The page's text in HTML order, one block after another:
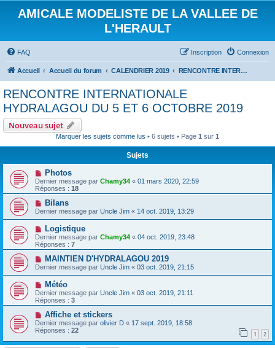
AMICALE MODELISTE DE LA VALLEE DE
L'HERAULT
FAQ Connexion
Inscription
Accueil Accueil du forum CALENDRIER 2019 RENCONTRE INTERNATIONALE HYDRALAGOU DU 5 ET 6 OCTOBRE 2019
RENCONTRE INTERNATIONALE
HYDRALAGOU DU 5 ET 6 OCTOBRE 2019
Nouveau sujet
Marquer les sujets comme lus • 6 sujets • Page 1 sur 1
Sujets
Photos
Dernier message par Chamy34 « 01 mars 2020, 22:59
Réponses : 18
Bilans
Dernier message par Uncle Jim « 14 oct. 2019, 13:29
Logistique
Dernier message par Chamy34 « 04 oct. 2019, 23:48
Réponses : 7
MAINTIEN D'HYDRALAGOU 2019
Dernier message par Uncle Jim « 03 oct. 2019, 21:15
Météo
Dernier message par Uncle Jim « 03 oct. 2019, 21:11
Réponses : 3
Affiche et stickers
Dernier message par olivier D « 17 sept. 2019, 18:58
Réponses : 22 1 2